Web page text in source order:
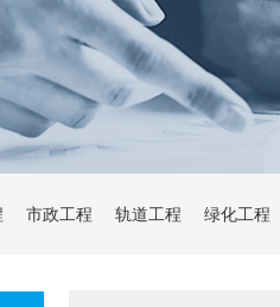
市政工程 轨道工程 绿化工程